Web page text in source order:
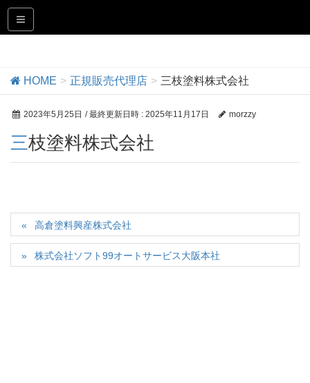
HOME 正規販売代理店 三枝塗料株式会社
2023年5月25日 / 最終更新日時 : 2025年11月17日 morzzy
三枝塗料株式会社
高倉塗料興産株式会社
株式会社ソフト99オートサービス大阪本社